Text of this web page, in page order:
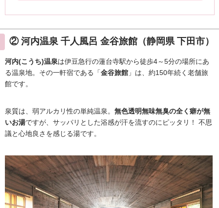
② 河内温泉 千人風呂 金谷旅館（静岡県 下田市）
河内(こうち)温泉は伊豆急行の蓮台寺駅から徒歩4～5分の場所にあ
る温泉地。その一軒宿である「金谷旅館 」は、約150年続く老舗旅
館です。
泉質は、弱アルカリ性の単純温泉。 無色透明無味無臭の全く癖が無
いお湯ですが、サッパリとした浴感が汗を流すのにピッタリ！ 不思
議と心地良さを感じる湯です。